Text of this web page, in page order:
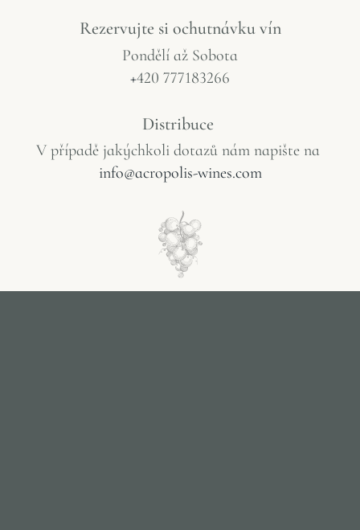
Rezervujte si ochutnávku vín
Pondělí až Sobota
+420 777183266
Distribuce
V případě jakýchkoli dotazů nám napište na
info@acropolis-wines.com